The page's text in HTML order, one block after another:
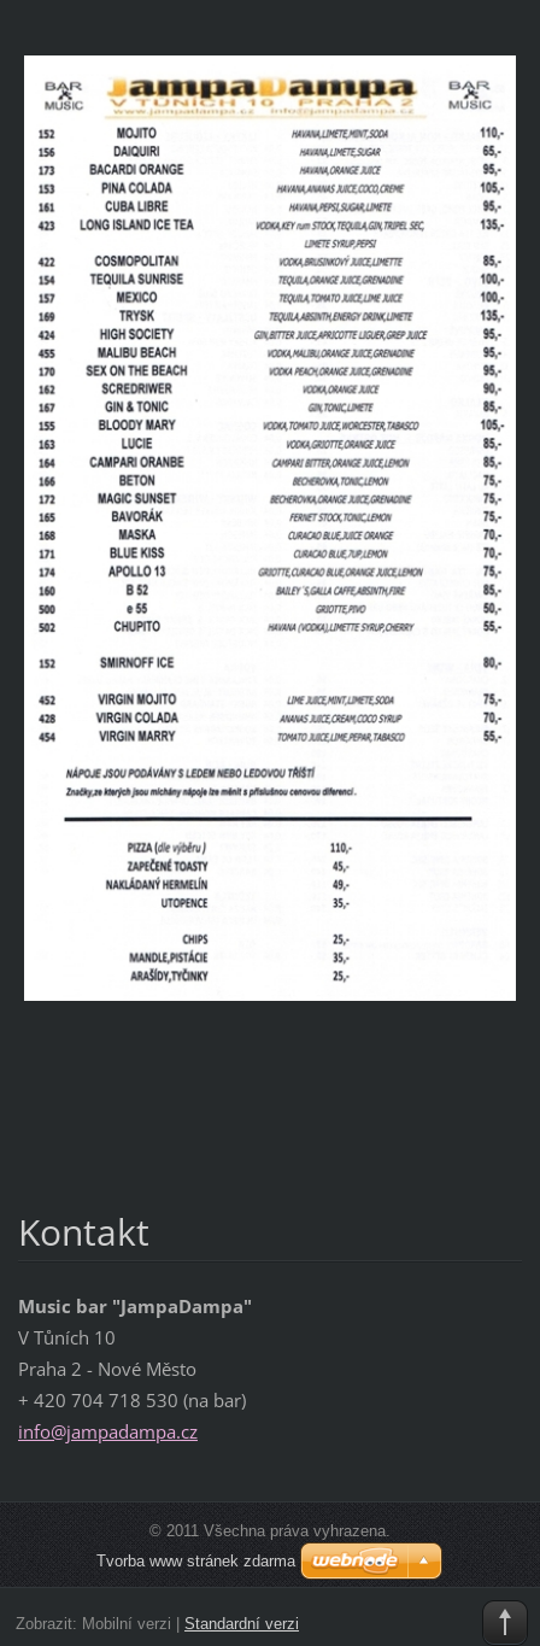
Kontakt
Music bar "JampaDampa"
V Tůních 10
Praha 2 - Nové Město
+ 420 704 718 530 (na bar)
info@jampadampa.cz
© 2011 Všechna práva vyhrazena.
Tvorba www stránek zdarma
Zobrazit: Mobilní verzi Standardní verzi